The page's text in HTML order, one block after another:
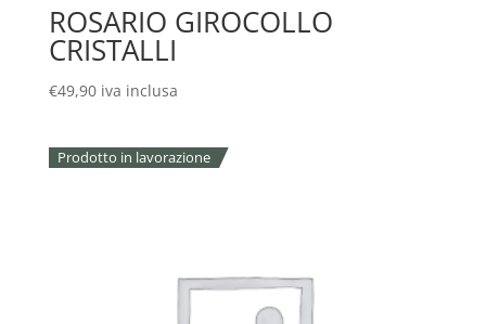
ROSARIO GIROCOLLO
CRISTALLI
€49,90 iva inclusa
Prodotto in lavorazione